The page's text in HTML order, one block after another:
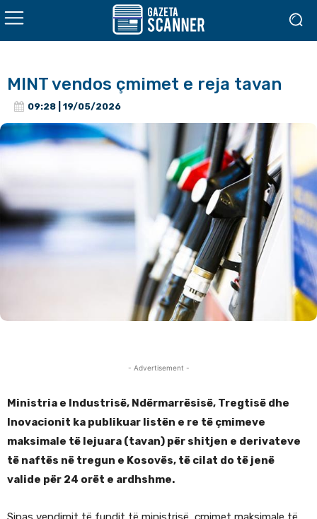
MINT vendos çmimet e reja tavan
09:28 | 19/05/2026
- Advertisement -
Ministria e Industrisë, Ndërmarrësisë, Tregtisë dhe
Inovacionit ka publikuar listën e re të çmimeve
maksimale të lejuara (tavan) për shitjen e derivateve
të naftës në tregun e Kosovës, të cilat do të jenë
valide për 24 orët e ardhshme.